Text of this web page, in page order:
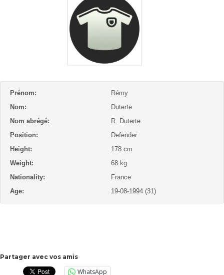
Prénom:
Rémy
Nom:
Duterte
Nom abrégé:
R. Duterte
Position:
Defender
Height:
178 cm
Weight:
68 kg
Nationality:
France
Age:
19-08-1994 (31)
Partager avec vos amis
WhatsApp